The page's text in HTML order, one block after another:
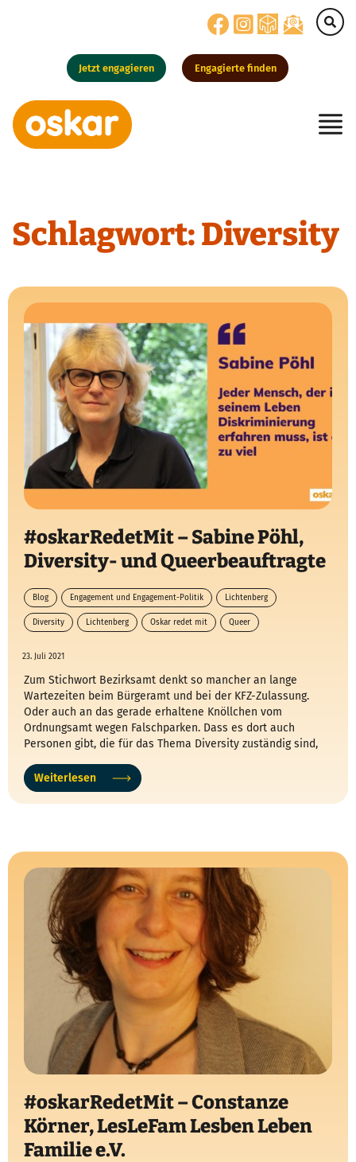
Jetzt engagieren Engagierte finden
Hauptnavigation
Schlagwort:Diversity
#oskarRedetMit – Sabine Pöhl,
Diversity- und Queerbeauftragte
Blog Engagement und Engagement-Politik Lichtenberg
Diversity Lichtenberg Oskar redet mit Queer
23. Juli 2021
Zum Stichwort Bezirksamt denkt so mancher an lange
Wartezeiten beim Bürgeramt und bei der KFZ-Zulassung.
Oder auch an das gerade erhaltene Knöllchen vom
Ordnungsamt wegen Falschparken. Dass es dort auch
Personen gibt, die für das Thema Diversity zuständig sind,
Weiterlesen
#oskarRedetMit – Constanze
Körner, LesLeFam Lesben Leben
Familie e.V.